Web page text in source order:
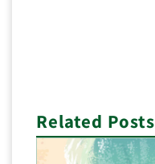
Related Posts